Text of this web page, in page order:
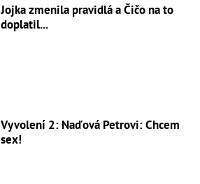
Jojka zmenila pravidlá a Čičo na to
doplatil...
Vyvolení 2: Naďová Petrovi: Chcem
sex!